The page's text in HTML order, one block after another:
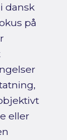
dansk
på
eller